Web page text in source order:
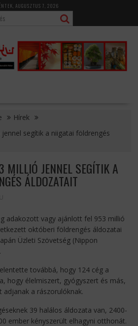
AUGUSZTUS 7, 2026
Hírek
segítik a niigatai földrengés
MILLIÓ JENNEL SEGÍTIK A
ÁLDOZATAIT
adakozott vagy ajánlott fel 953 millió
októberi földrengés áldozatai
Üzleti Szövetség (Nippon
továbbá, hogy 124 cég a
hogy élelmiszert, gyógyszert és más,
adjanak a rászorulóknak.
39 halálos áldozata van, 2400-
ember kényszerült elhagyni otthonát.